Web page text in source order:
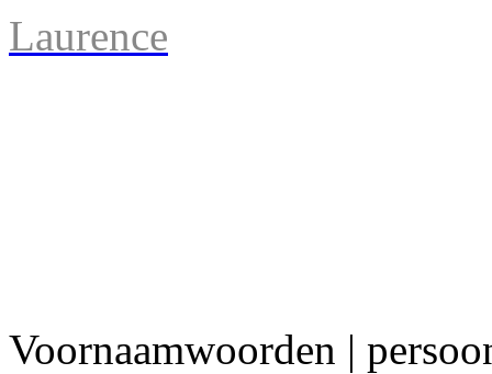
Laurence
Voornaamwoorden |